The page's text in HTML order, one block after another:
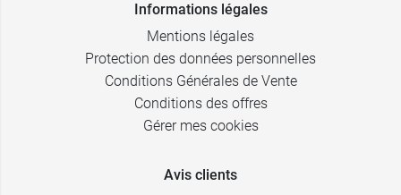
Informations légales
Mentions légales
Protection des données personnelles
Conditions Générales de Vente
Conditions des offres
Gérer mes cookies
Avis clients